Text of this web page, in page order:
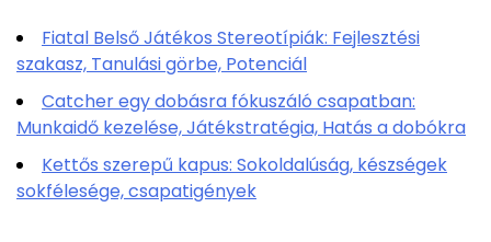
Fiatal Belső Játékos Stereotípiák: Fejlesztési
szakasz, Tanulási görbe, Potenciál
Catcher egy dobásra fókuszáló csapatban:
Munkaidő kezelése, Játékstratégia, Hatás a dobókra
Kettős szerepű kapus: Sokoldalúság, készségek
sokfélesége, csapatigények